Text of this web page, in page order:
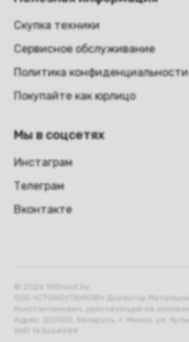
Скупка техники
Сервисное обслуживание
Политика конфиденциальности
Покупайте как юрлицо
Мы в соцсетях
Инстаграм
Телеграм
Вконтакте
ООО «СТОНОУТБУКОВ» Директор
Константинович, действующий на
Адрес: 220100, Беларусь, г. Минск, ул.